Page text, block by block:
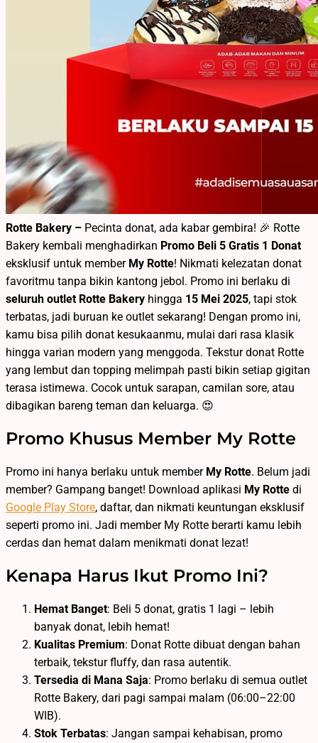
Rotte Bakery – Pecinta donat, ada kabar gembira! 🎉 Rotte
Bakery kembali menghadirkan Promo Beli 5 Gratis 1 Donat
eksklusif untuk member My Rotte! Nikmati kelezatan donat
favoritmu tanpa bikin kantong jebol. Promo ini berlaku di
seluruh outlet Rotte Bakery hingga 15 Mei 2025, tapi stok
terbatas, jadi buruan ke outlet sekarang! Dengan promo ini,
kamu bisa pilih donat kesukaanmu, mulai dari rasa klasik
hingga varian modern yang menggoda. Tekstur donat Rotte
yang lembut dan topping melimpah pasti bikin setiap gigitan
terasa istimewa. Cocok untuk sarapan, camilan sore, atau
dibagikan bareng teman dan keluarga. 😍
Promo Khusus Member My Rotte
Promo ini hanya berlaku untuk member My Rotte. Belum jadi
member? Gampang banget! Download aplikasi My Rotte di
Google Play Store, daftar, dan nikmati keuntungan eksklusif
seperti promo ini. Jadi member My Rotte berarti kamu lebih
cerdas dan hemat dalam menikmati donat lezat!
Kenapa Harus Ikut Promo Ini?
Hemat Banget: Beli 5 donat, gratis 1 lagi – lebih
banyak donat, lebih hemat!
Kualitas Premium: Donat Rotte dibuat dengan bahan
terbaik, tekstur fluffy, dan rasa autentik.
Tersedia di Mana Saja: Promo berlaku di semua outlet
Rotte Bakery, dari pagi sampai malam (06:00–22:00
WIB).
Stok Terbatas: Jangan sampai kehabisan, promo